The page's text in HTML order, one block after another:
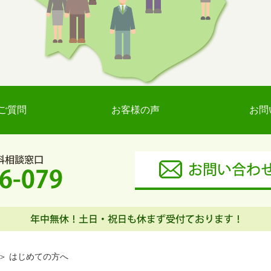
質問 お客様の声 お問
はじめての方へ